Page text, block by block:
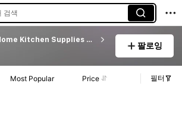
검색
kalangjia Home Kitchen Supplies Store
팔로잉
Most Popular Price 필터